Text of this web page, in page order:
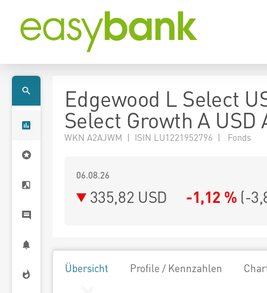
Edgewood L Select
Select Growth A USD
WKN A2AJWM | ISIN LU1221952796 | Fonds
06.08.26
335,82 USD -1,12 % (-
Übersicht Profile / Kennzahlen